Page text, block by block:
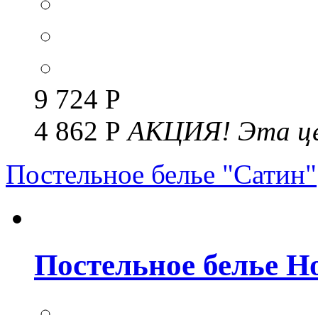
9 724 Р
4 862 РАКЦИЯ! Эта
Постельное белье "Сатин"
Постельное белье